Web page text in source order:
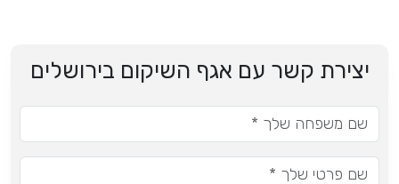
יצירת קשר עם אגף השיקום בירושלים